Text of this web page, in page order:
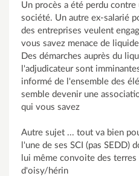
Un procès a été perdu
société. Un autre ex-salarié
des entreprises veulent
vous savez menace de
Des démarches auprès du
l'adjudicateur sont
informé de l'ensemble des
semble devenir une
qui vous savez
Autre sujet ... tout va bien
l'une de ses SCI (pas SEDD)
lui même convoite des
d'oisy/hérin